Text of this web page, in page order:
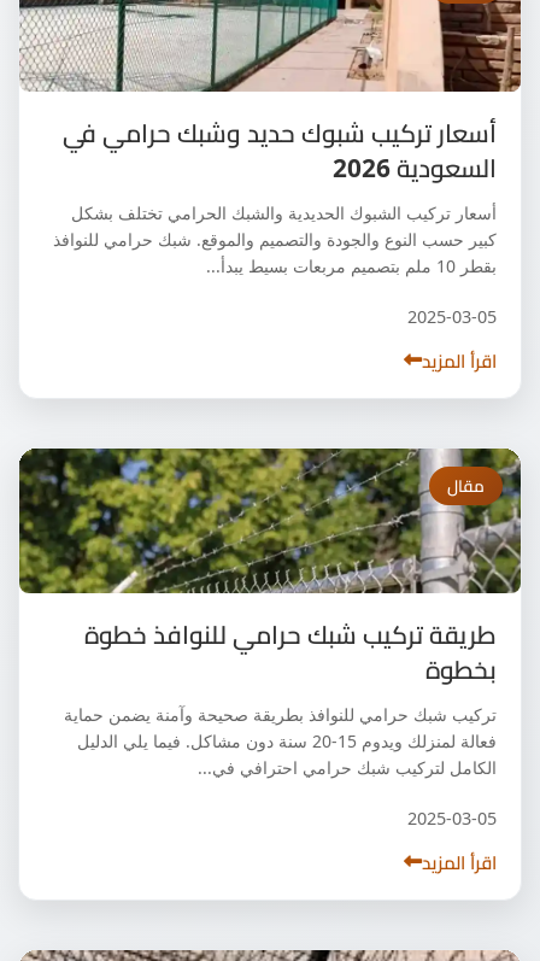
أسعار تركيب شبوك حديد وشبك حرامي في
السعودية 2026
أسعار تركيب الشبوك الحديدية والشبك الحرامي تختلف بشكل
كبير حسب النوع والجودة والتصميم والموقع. شبك حرامي للنوافذ
بقطر 10 ملم بتصميم مربعات بسيط يبدأ...
2025-03-05
اقرأ المزيد
مقال
طريقة تركيب شبك حرامي للنوافذ خطوة
بخطوة
تركيب شبك حرامي للنوافذ بطريقة صحيحة وآمنة يضمن حماية
فعالة لمنزلك ويدوم 15-20 سنة دون مشاكل. فيما يلي الدليل
الكامل لتركيب شبك حرامي احترافي في...
2025-03-05
اقرأ المزيد